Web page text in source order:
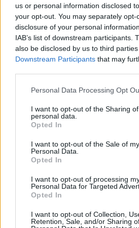
us or personal information disclosed
your opt-out. You may separately
disclosure of your personal
IAB’s list of downstream participants.
also be disclosed by us to third
Downstream Participants that may
Personal Data Processing Opt
I want to opt-out of the Sharing
personal data.
Opted In
I want to opt-out of the Sale of my
Personal Data.
Opted In
I want to opt-out of processing
Personal Data for Targeted
Opted In
I want to opt-out of Collection,
Retention, Sale, and/or Sharing
Διακοπή νερού σε
Σπάρτης